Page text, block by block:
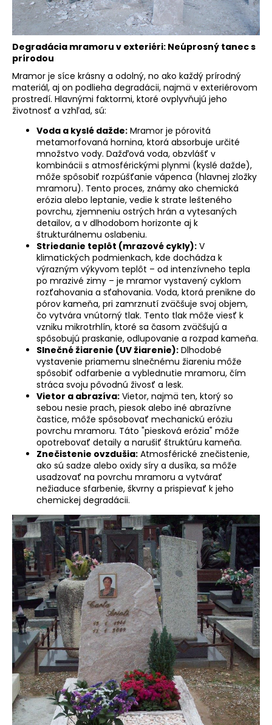
Degradácia mramoru v exteriéri: Neúprosný tanec s
prírodou
Mramor je síce krásny a odolný, no ako každý prírodný
materiál, aj on podlieha degradácii, najmä v exteriérovom
prostredí. Hlavnými faktormi, ktoré ovplyvňujú jeho
životnosť a vzhľad, sú:
Voda a kyslé dažde: Mramor je pórovitá
metamorfovaná hornina, ktorá absorbuje určité
množstvo vody. Dažďová voda, obzvlášť v
kombinácii s atmosférickými plynmi (kyslé dažde),
môže spôsobiť rozpúšťanie vápenca (hlavnej zložky
mramoru). Tento proces, známy ako chemická
erózia alebo leptanie, vedie k strate lešteného
povrchu, zjemneniu ostrých hrán a vytesaných
detailov, a v dlhodobom horizonte aj k
štrukturálnemu oslabeniu.
Striedanie teplôt (mrazové cykly): V
klimatických podmienkach, kde dochádza k
výrazným výkyvom teplôt – od intenzívneho tepla
po mrazivé zimy – je mramor vystavený cyklom
rozťahovania a sťahovania. Voda, ktorá prenikne do
pórov kameňa, pri zamrznutí zväčšuje svoj objem,
čo vytvára vnútorný tlak. Tento tlak môže viesť k
vzniku mikrotrhlín, ktoré sa časom zväčšujú a
spôsobujú praskanie, odlupovanie a rozpad kameňa.
Slnečné žiarenie (UV žiarenie): Dlhodobé
vystavenie priamemu slnečnému žiareniu môže
spôsobiť odfarbenie a vyblednutie mramoru, čím
stráca svoju pôvodnú živosť a lesk.
Vietor a abrazíva: Vietor, najmä ten, ktorý so
sebou nesie prach, piesok alebo iné abrazívne
častice, môže spôsobovať mechanickú eróziu
povrchu mramoru. Táto "piesková erózia" môže
opotrebovať detaily a narušiť štruktúru kameňa.
Znečistenie ovzdušia: Atmosférické znečistenie,
ako sú sadze alebo oxidy síry a dusíka, sa môže
usadzovať na povrchu mramoru a vytvárať
nežiaduce sfarbenie, škvrny a prispievať k jeho
chemickej degradácii.
HĽADAŤ
O
d
p
o
r